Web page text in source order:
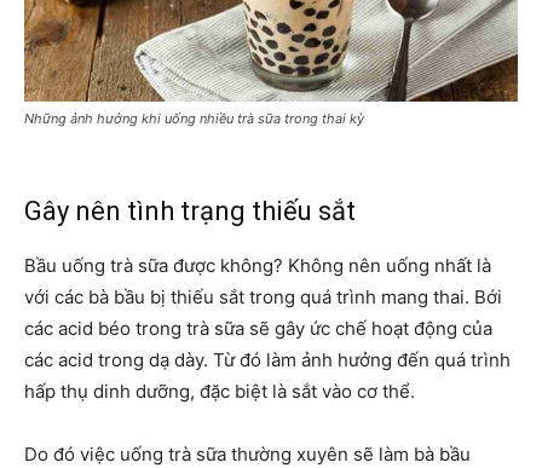
Những ảnh hưởng khi uống nhiều trà sữa trong thai kỳ
Gây nên tình trạng thiếu sắt
Bầu uống trà sữa được không? Không nên uống nhất là
với các bà bầu bị thiếu sắt trong quá trình mang thai. Bới
các acid béo trong trà sữa sẽ gây ức chế hoạt động của
các acid trong dạ dày. Từ đó làm ảnh hưởng đến quá trình
hấp thụ dinh dưỡng, đặc biệt là sắt vào cơ thể.
Do đó việc uống trà sữa thường xuyên sẽ làm bà bầu